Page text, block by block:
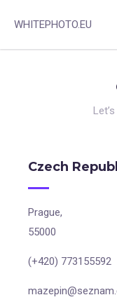
WHITEPHOTO.EU
Czech
Prague,
55000
(+420) 773155592